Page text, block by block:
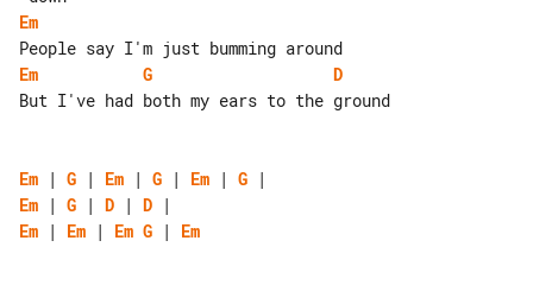
Em
Em
G
D
But I've had both my ears to the ground
Em | G | Em | G | Em | G
Em | G | D | D
Em | Em | Em G | Em